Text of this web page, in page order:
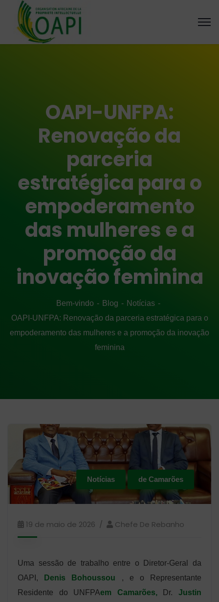
OAPI-UNFPA:
Renovação da
parceria
estratégica para o
empoderamento
das mulheres e a
promoção da
inovação feminina
Bem-vindo Blog
Notícias
OAPI-UNFPA: Renovação da parceria estratégica para o
empoderamento das mulheres e a promoção da inovação
feminina
Notícias de Camarões
19 de maio de 2026 Chefe De Rebanho
Uma sessão de trabalho entre o Diretor-Geral da
OAPI,
Denis Bohoussou , e o Representante
Residente do UNFPAem Camarões,Dr.Justin